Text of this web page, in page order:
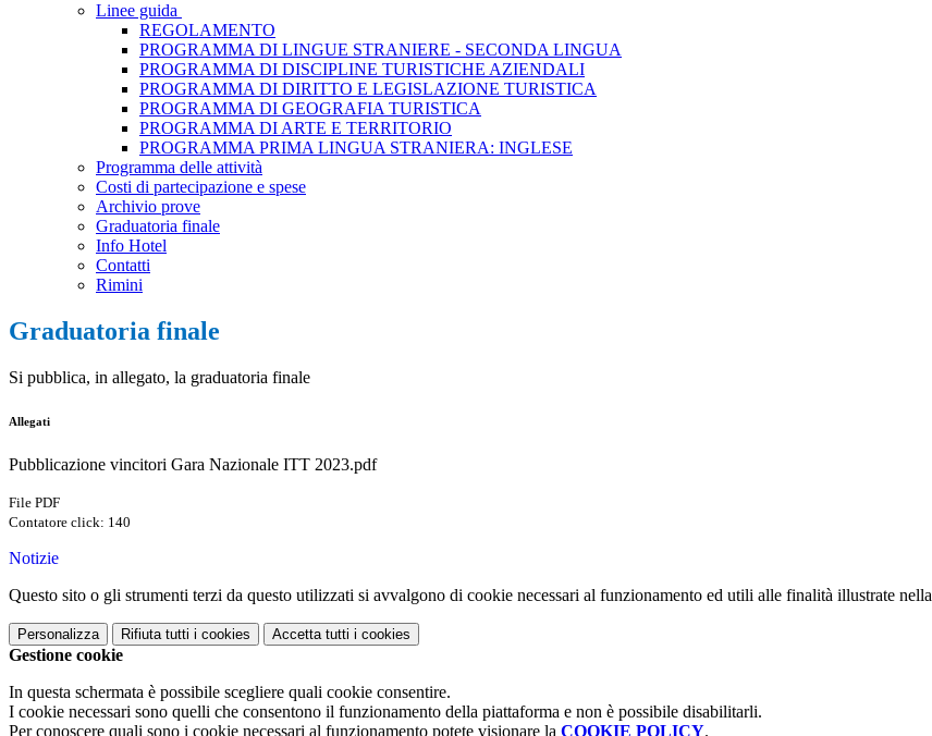
Linee guida
REGOLAMENTO
PROGRAMMA DI LINGUE STRANIERE - SECONDA LINGUA
PROGRAMMA DI DISCIPLINE TURISTICHE AZIENDALI
PROGRAMMA DI DIRITTO E LEGISLAZIONE TURISTICA
PROGRAMMA DI GEOGRAFIA TURISTICA
PROGRAMMA DI ARTE E TERRITORIO
PROGRAMMA PRIMA LINGUA STRANIERA: INGLESE
Programma delle attività
Costi di partecipazione e spese
Archivio prove
Graduatoria finale
Info Hotel
Contatti
Rimini
Graduatoria finale
Si pubblica, in allegato, la graduatoria finale
Allegati
Pubblicazione vincitori Gara Nazionale ITT 2023.pdf
File PDF
Contatore click: 140
Notizie
Questo sito o gli strumenti terzi da questo utilizzati si avvalgono di cookie necessari al funzionamento ed utili alle finalità illustrate nella
Personalizza Rifiuta tutti i cookies Accetta tutti i cookies
Gestione cookie
In questa schermata è possibile scegliere quali cookie consentire.
I cookie necessari sono quelli che consentono il funzionamento della piattaforma e non è possibile disabilitarli.
Per conoscere quali sono i cookie necessari al funzionamento potete visionare la COOKIE POLICY.